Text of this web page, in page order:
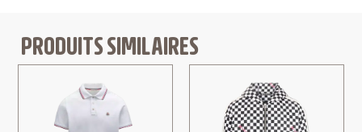
PRODUITS SIMILAIRES